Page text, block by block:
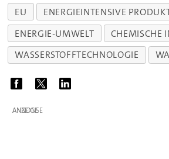
EU
ENERGIEINTENSIVE
ENERGIE-UMWELT
CHEMISCHE
WASSERSTOFFTECHNOLOGIE
ANZEIGE